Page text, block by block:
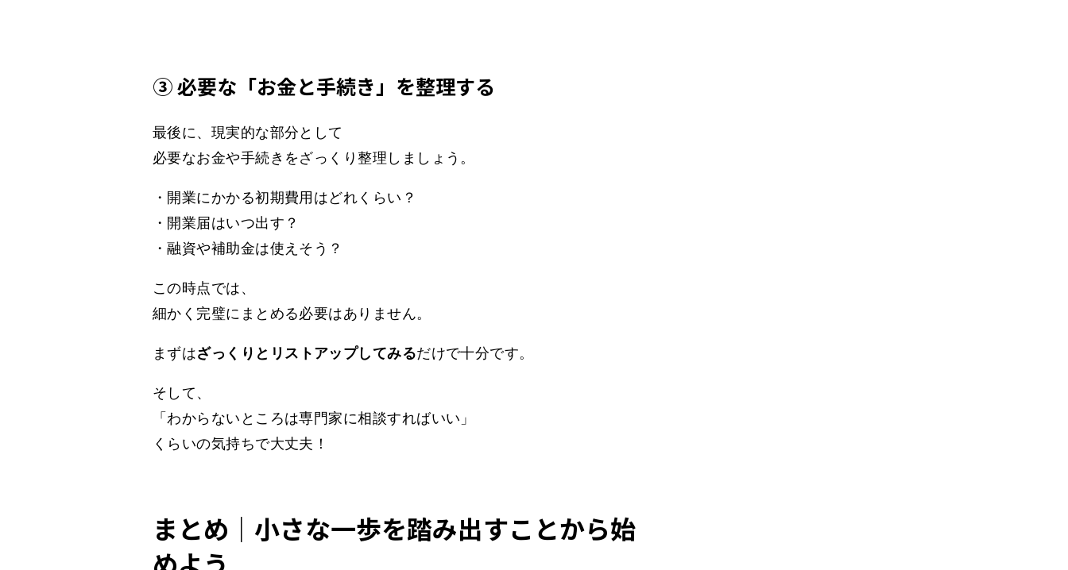
③ 必要な「お金と手続き」を整理する
最後に、現実的な部分として
必要なお金や手続きをざっくり整理しましょう。
・開業にかかる初期費用はどれくらい？
・開業届はいつ出す？
・融資や補助金は使えそう？
この時点では、
細かく完璧にまとめる必要はありません。
まずはざっくりとリストアップしてみるだけで十分です。
そして、
「わからないところは専門家に相談すればいい」
くらいの気持ちで大丈夫！
まとめ｜小さな一歩を踏み出すことから始